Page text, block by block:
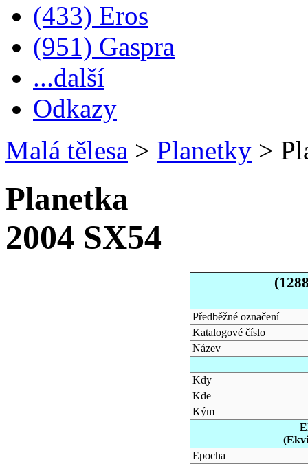
(433) Eros
(951) Gaspra
...další
Odkazy
Malá tělesa > Planetky >
Planetka
2004 SX54
Předběžné označení
Katalogové číslo
Název
Kdy
Kde
Kým
Epocha